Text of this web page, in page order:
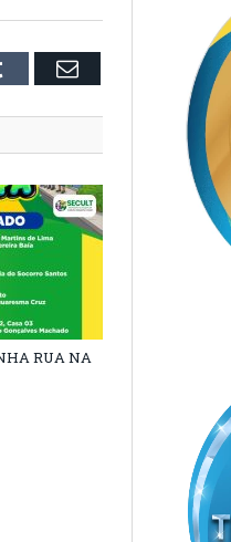
Tumblr Email
RUA NA